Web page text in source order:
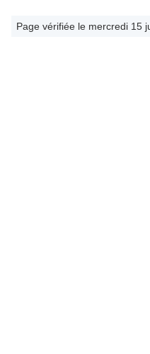
Page vérifiée le mercredi 15